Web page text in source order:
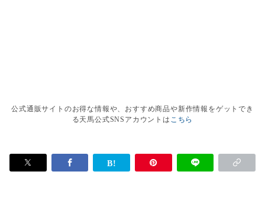
公式通販サイトのお得な情報や、おすすめ商品や新作情報をゲットでき
る天馬公式SNSアカウントは こちら